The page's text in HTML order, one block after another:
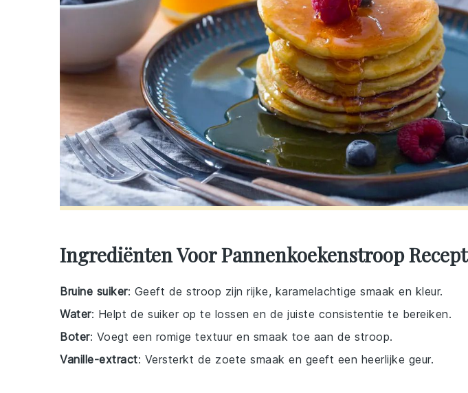
Ingrediënten Voor Pannenkoekenstroop Recept
Bruine suiker: Geeft de stroop zijn rijke, karamelachtige smaak en kleur.
Water: Helpt de suiker op te lossen en de juiste consistentie te bereiken.
Boter: Voegt een romige textuur en smaak toe aan de stroop.
Vanille-extract: Versterkt de zoete smaak en geeft een heerlijke geur.